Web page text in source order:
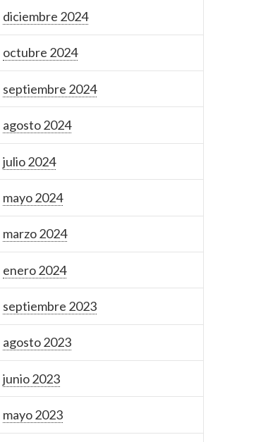
diciembre 2024
octubre 2024
septiembre 2024
agosto 2024
julio 2024
mayo 2024
marzo 2024
enero 2024
septiembre 2023
agosto 2023
junio 2023
mayo 2023